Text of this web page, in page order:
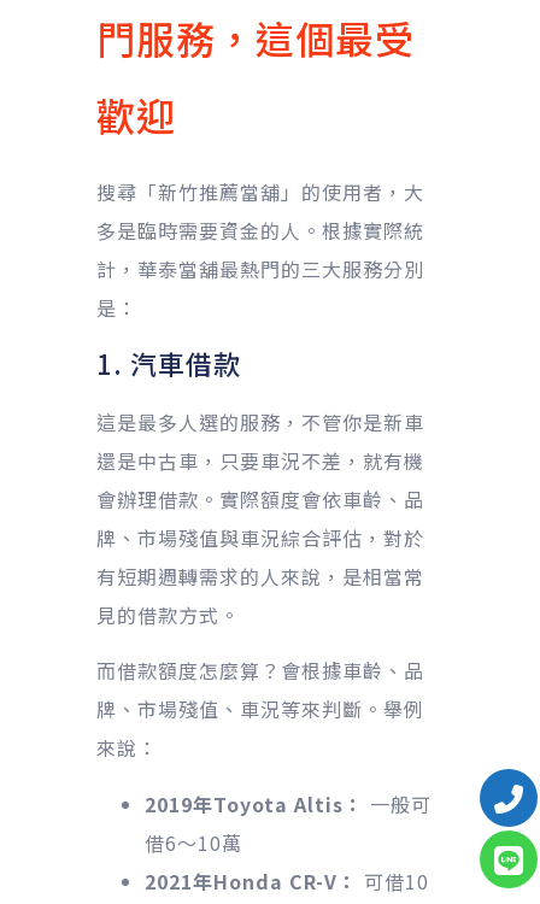
門服務，這個最受
歡迎
搜尋「新竹推薦當舖」的使用者，大
多是臨時需要資金的人。根據實際統
計，華泰當舖最熱門的三大服務分別
是：
1. 汽車借款
這是最多人選的服務，不管你是新車
還是中古車，只要車況不差，就有機
會辦理借款。實際額度會依車齡、品
牌、市場殘值與車況綜合評估，對於
有短期週轉需求的人來說，是相當常
見的借款方式。
而借款額度怎麼算？會根據車齡、品
牌、市場殘值、車況等來判斷。舉例
來說：
2019年Toyota Altis： 一般可
借6～10萬
2021年Honda CR-V： 可借10